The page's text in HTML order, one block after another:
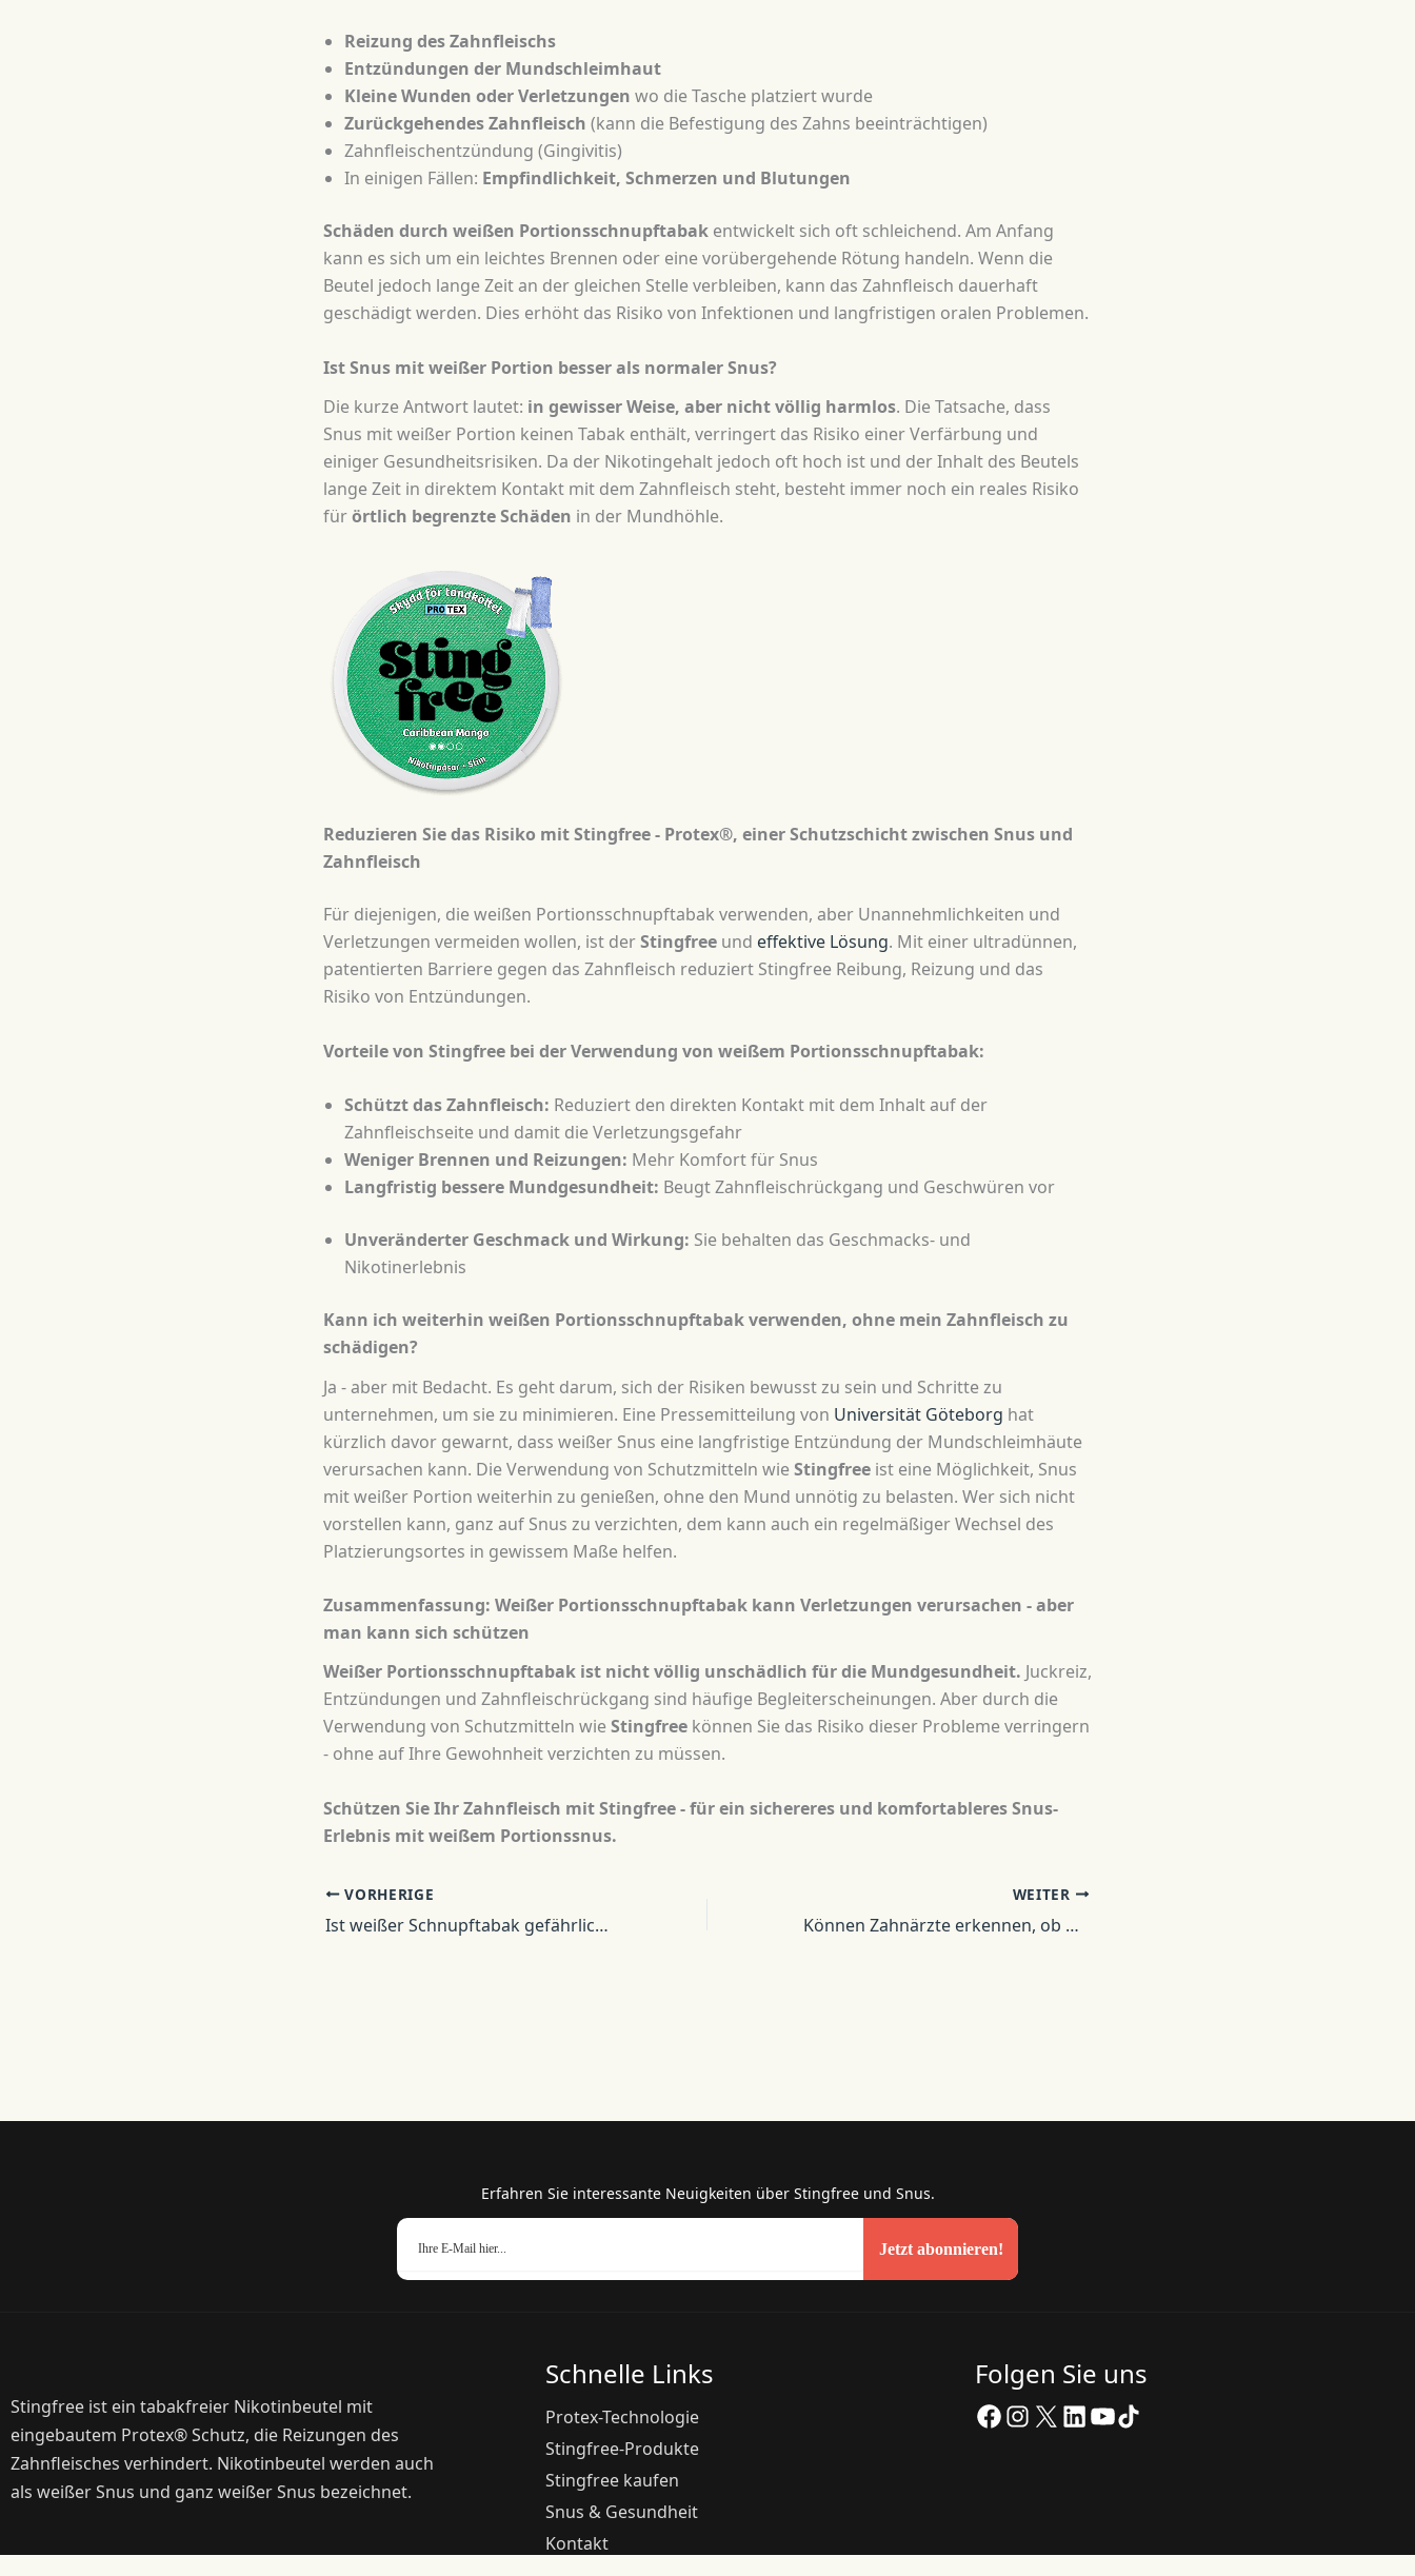
Reizung des Zahnfleischs
Entzündungen der Mundschleimhaut
Kleine Wunden oder Verletzungen wo die Tasche platziert wurde
Zurückgehendes Zahnfleisch (kann die Befestigung des Zahns beeinträchtigen)
Zahnfleischentzündung (Gingivitis)
In einigen Fällen: Empfindlichkeit, Schmerzen und Blutungen
Schäden durch weißen Portionsschnupftabak entwickelt sich oft schleichend. Am Anfang
kann es sich um ein leichtes Brennen oder eine vorübergehende Rötung handeln. Wenn die
Beutel jedoch lange Zeit an der gleichen Stelle verbleiben, kann das Zahnfleisch dauerhaft
geschädigt werden. Dies erhöht das Risiko von Infektionen und langfristigen oralen Problemen.
Ist Snus mit weißer Portion besser als normaler Snus?
Die kurze Antwort lautet: in gewisser Weise, aber nicht völlig harmlos. Die Tatsache, dass
Snus mit weißer Portion keinen Tabak enthält, verringert das Risiko einer Verfärbung und
einiger Gesundheitsrisiken. Da der Nikotingehalt jedoch oft hoch ist und der Inhalt des Beutels
lange Zeit in direktem Kontakt mit dem Zahnfleisch steht, besteht immer noch ein reales Risiko
fürörtlich begrenzte Schäden in der Mundhöhle.
Reduzieren Sie das Risiko mit Stingfree - Protex®, einer Schutzschicht zwischen Snus und
Zahnfleisch
Für diejenigen, die weißen Portionsschnupftabak verwenden, aber Unannehmlichkeiten und
Verletzungen vermeiden wollen, ist derStingfree und effektive Lösung. Mit einer ultradünnen,
patentierten Barriere gegen das Zahnfleisch reduziert Stingfree Reibung, Reizung und das
Risiko von Entzündungen.
Vorteile von Stingfree bei der Verwendung von weißem Portionsschnupftabak:
Schützt das Zahnfleisch: Reduziert den direkten Kontakt mit dem Inhalt auf der
Zahnfleischseite und damit die Verletzungsgefahr
Weniger Brennen und Reizungen: Mehr Komfort für Snus
Langfristig bessere Mundgesundheit: Beugt Zahnfleischrückgang und Geschwüren vor
Unveränderter Geschmack und Wirkung: Sie behalten das Geschmacks- und
Nikotinerlebnis
Kann ich weiterhin weißen Portionsschnupftabak verwenden, ohne mein Zahnfleisch zu
schädigen?
Ja - aber mit Bedacht. Es geht darum, sich der Risiken bewusst zu sein und Schritte zu
unternehmen, um sie zu minimieren. Eine Pressemitteilung von Universität Göteborg hat
kürzlich davor gewarnt, dass weißer Snus eine langfristige Entzündung der Mundschleimhäute
verursachen kann. Die Verwendung von Schutzmitteln wieStingfree ist eine Möglichkeit, Snus
mit weißer Portion weiterhin zu genießen, ohne den Mund unnötig zu belasten. Wer sich nicht
vorstellen kann, ganz auf Snus zu verzichten, dem kann auch ein regelmäßiger Wechsel des
Platzierungsortes in gewissem Maße helfen.
Zusammenfassung: Weißer Portionsschnupftabak kann Verletzungen verursachen - aber
man kann sich schützen
Weißer Portionsschnupftabak ist nicht völlig unschädlich für die Mundgesundheit. Juckreiz,
Entzündungen und Zahnfleischrückgang sind häufige Begleiterscheinungen. Aber durch die
Verwendung von Schutzmitteln wieStingfree können Sie das Risiko dieser Probleme verringern
- ohne auf Ihre Gewohnheit verzichten zu müssen.
Schützen Sie Ihr Zahnfleisch mit Stingfree - für ein sichereres und komfortableres Snus-
Erlebnis mit weißem Portionssnus.
VORHERIGE
Ist weißer Schnupftabak gefährlich?
WEITER
Können Zahnärzte erkennen, ob man Snus nimmt?
Erfahren Sie interessante Neuigkeiten über Stingfree und Snus.
Jetzt abonnieren!
Stingfree ist ein tabakfreier Nikotinbeutel mit
eingebautem Protex® Schutz, die Reizungen des
Zahnfleisches verhindert. Nikotinbeutel werden auch
als weißer Snus und ganz weißer Snus bezeichnet.
Schnelle Links
Protex-Technologie
Stingfree-Produkte
Stingfree kaufen
Snus & Gesundheit
Kontakt
Folgen Sie uns
Facebook
Instagram
X LinkedIn
YouTube
TikTok